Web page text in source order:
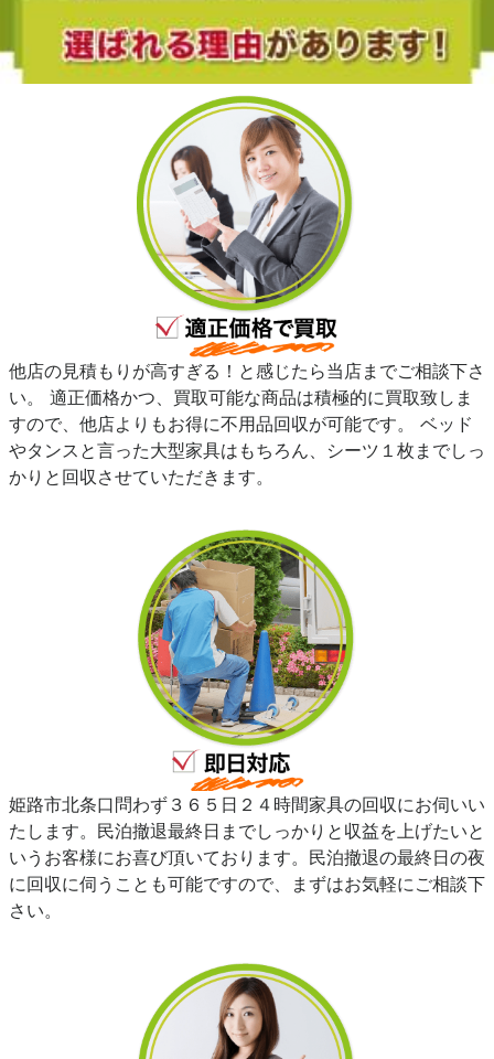
他店の見積もりが高すぎる！と感じたら当店までご相談下さ
い。 適正価格かつ、買取可能な商品は積極的に買取致しま
すので、他店よりもお得に不用品回収が可能です。 ベッド
やタンスと言った大型家具はもちろん、シーツ１枚までしっ
かりと回収させていただきます。
姫路市北条口問わず３６５日２４時間家具の回収にお伺いい
たします。民泊撤退最終日までしっかりと収益を上げたいと
いうお客様にお喜び頂いております。民泊撤退の最終日の夜
に回収に伺うことも可能ですので、まずはお気軽にご相談下
さい。